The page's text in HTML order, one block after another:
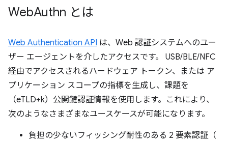
WebAuthn とは
Web Authentication API は、Web 認証システムへのユー
ザー エージェントを介したアクセスです。 USB/BLE/NFC
経由でアクセスされるハードウェア トークン、または ア
プリケーション スコープの指標を生成し、課題を
（eTLD+k）公開鍵認証情報を使用します。これにより、
次のようなさまざまなユースケースが可能になります。
負担の少ないフィッシング耐性のある 2 要素認証（